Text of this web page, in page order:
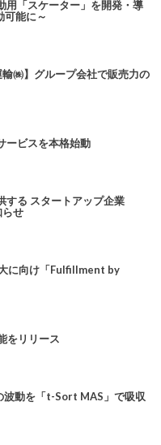
用「スケーター」を開発・導
可能に～
㈱】グループ会社で販売力の
ービスを本格始動
する スタートアップ企業
らせ
に向け「Fulfillment by
をリリース
波動を「t-Sort MAS」で吸収